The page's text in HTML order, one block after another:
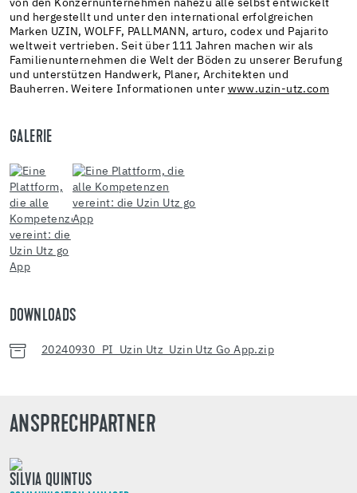
von den Konzernunternehmen nahezu alle selbst entwickelt
und hergestellt und unter den international erfolgreichen
Marken UZIN, WOLFF, PALLMANN, arturo, codex und Pajarito
weltweit vertrieben. Seit über 111 Jahren machen wir als
Familienunternehmen die Welt der Böden zu unserer Berufung
und unterstützen Handwerk, Planer, Architekten und
Bauherren. Weitere Informationen unter www.uzin-utz.com
GALERIE
DOWNLOADS
20240930_PI_Uzin Utz_Uzin Utz Go App.zip
ANSPRECHPARTNER
SILVIA QUINTUS